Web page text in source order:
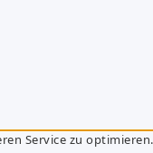
Service zu optimieren.